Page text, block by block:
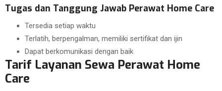
Tugas dan Tanggung Jawab Perawat Home Care
Tersedia setiap waktu
Terlatih, berpengalman, memiliki sertifikat dan ijin
Dapat berkomunikasi dengan baik
Tarif Layanan Sewa Perawat Home
Care